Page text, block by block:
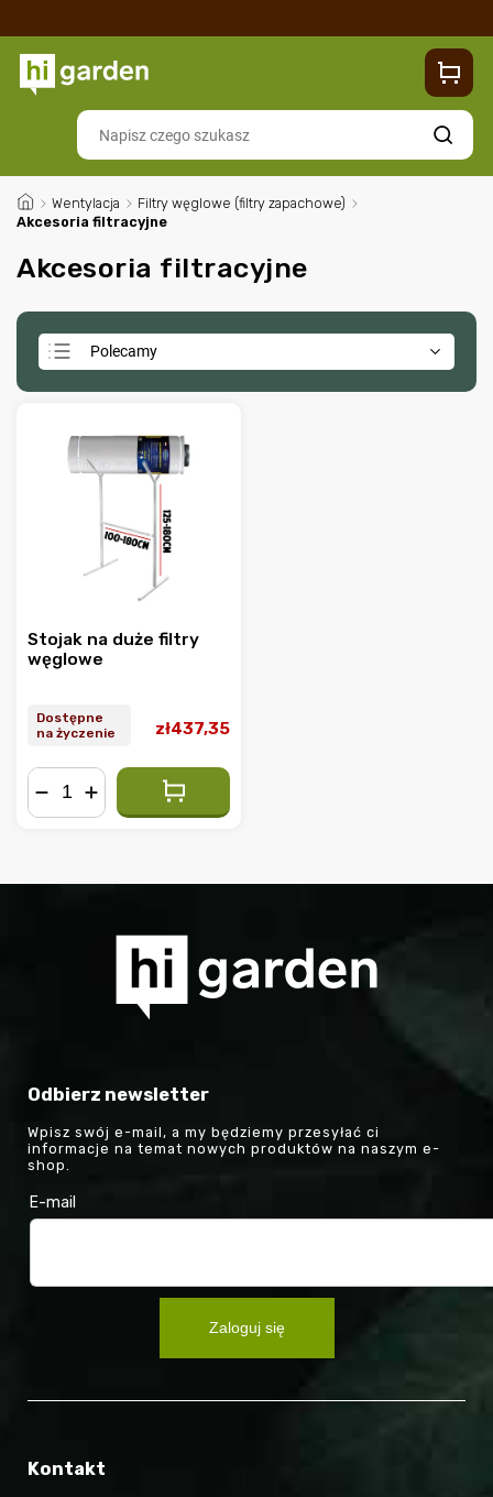
Contacts
Szukaj
/ Wentylacja / Filtry węglowe (filtry zapachowe) /
Akcesoria filtracyjne
Akcesoria filtracyjne
Polecamy
Najczęściej sprzedawane
Stojak na duże filtry
węglowe
Dostępne
na życzenie
zł437,35
Odbierz newsletter
Wpisz swój e-mail, a my będziemy przesyłać ci
informacje na temat nowych produktów na naszym e-
shop.
E-mail
Zaloguj się
Kontakt